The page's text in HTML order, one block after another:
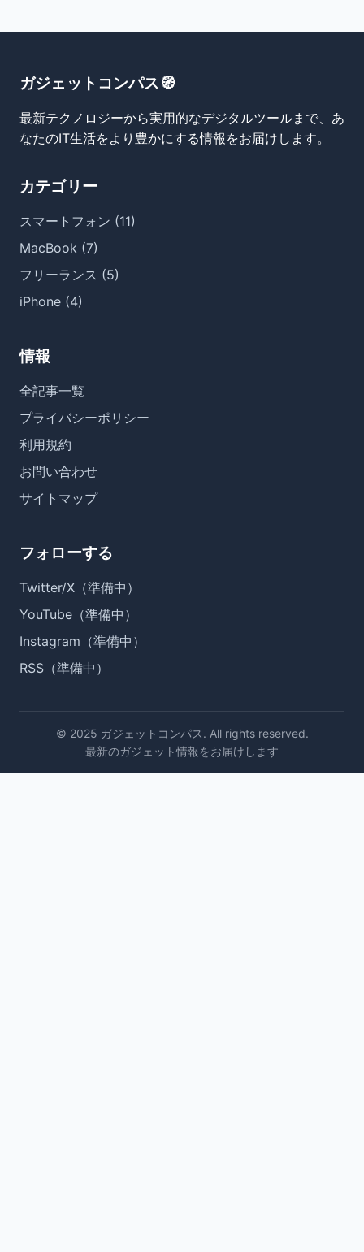
ガジェットコンパス🧭
最新テクノロジーから実用的なデジタルツールまで、あ
なたのIT生活をより豊かにする情報をお届けします。
カテゴリー
スマートフォン (11)
MacBook (7)
フリーランス (5)
iPhone (4)
情報
全記事一覧
プライバシーポリシー
利用規約
お問い合わせ
サイトマップ
フォローする
Twitter/X（準備中）
YouTube（準備中）
Instagram（準備中）
RSS（準備中）
© 2025 ガジェットコンパス. All rights reserved.
最新のガジェット情報をお届けします